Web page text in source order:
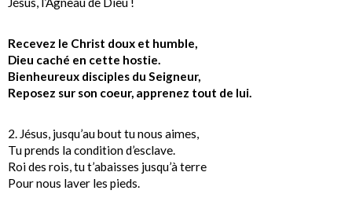
Recevez le Christ doux et humble,
Dieu caché en cette hostie.
Bienheureux disciples du Seigneur,
Reposez sur son coeur, apprenez tout de lui.
2. Jésus, jusqu’au bout tu nous aimes,
Tu prends la condition d’esclave.
Roi des rois, tu t’abaisses jusqu’à terre
Pour nous laver les pieds.